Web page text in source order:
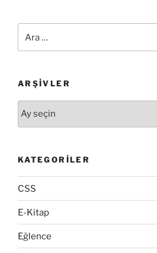
ARŞIVLER
KATEGORILER
CSS
E-Kitap
Eğlence